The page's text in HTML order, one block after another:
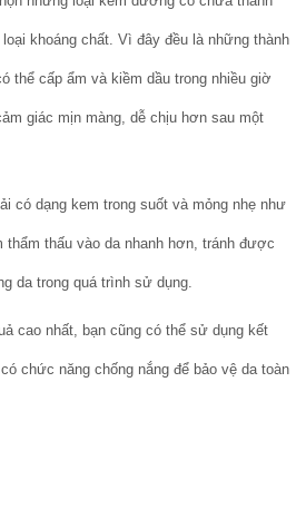
khoáng chất. Vì đây đều là những thành
thể cấp ẩm và kiềm dầu trong nhiều giờ
giác mịn màng, dễ chịu hơn sau một
có dạng kem trong suốt và mỏng nhẹ như
thấu vào da nhanh hơn, tránh được
da trong quá trình sử dụng.
cao nhất, bạn cũng có thể sử dụng kết
chức năng chống nắng để bảo vệ da toàn